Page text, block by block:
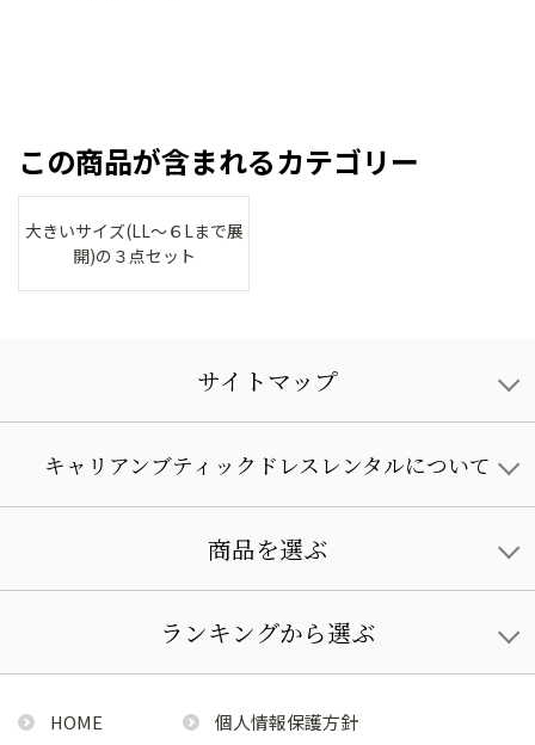
この商品が含まれるカテゴリー
大きいサイズ(LL～６Lまで展
開)の３点セット
サイトマップ
キャリアンブティックドレスレンタルについて
商品を選ぶ
ランキングから選ぶ
HOME 個人情報保護方針